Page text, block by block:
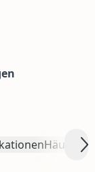
Häufig